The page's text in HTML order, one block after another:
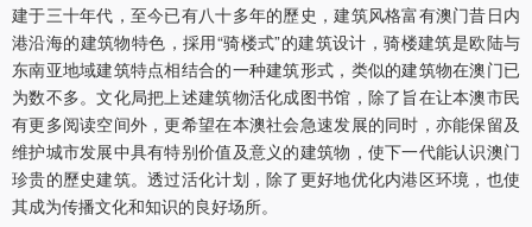
建于三十年代，至今已有八十多年的歷史，建筑风格富有澳门昔日内
港沿海的建筑物特色，採用“骑楼式”的建筑设计，骑楼建筑是欧陆与
东南亚地域建筑特点相结合的一种建筑形式，类似的建筑物在澳门已
为数不多。文化局把上述建筑物活化成图书馆，除了旨在让本澳市民
有更多阅读空间外，更希望在本澳社会急速发展的同时，亦能保留及
维护城市发展中具有特别价值及意义的建筑物，使下一代能认识澳门
珍贵的歷史建筑。透过活化计划，除了更好地优化内港区环境，也使
其成为传播文化和知识的良好场所。